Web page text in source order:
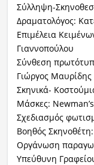
Σύλληψη-
Δραματολόγος:
Επιμέλεια
Γιαννοπούλου
Σύνθεση
Γιώργος Μαυρίδης
Σκηνικά-
Μάσκες:
Σχεδιασμός
Βοηθός
Οργάνωση
Υπεύθυνη